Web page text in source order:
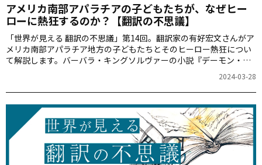
アメリカ南部アパラチアの子どもたちが、なぜヒー
ローに熱狂するのか？【翻訳の不思議】
「世界が見える 翻訳の不思議」第14回。翻訳家の有好宏文さんがア
メリカ南部アパラチア地方の子どもたちとそのヒーロー熱狂につい
て解説します。バーバラ・キングソルヴァーの小説『デーモン・カ
ッパーヘッド』を通して、なぜ彼らがヒーロー物語に強く惹かれる
のか、そしてその背後にある社会的・文化的背景を探ります。「ヒ
ーローになる夢」は、どのようにして彼らの現実と結びついている
のでしょうか。
2024-03-28